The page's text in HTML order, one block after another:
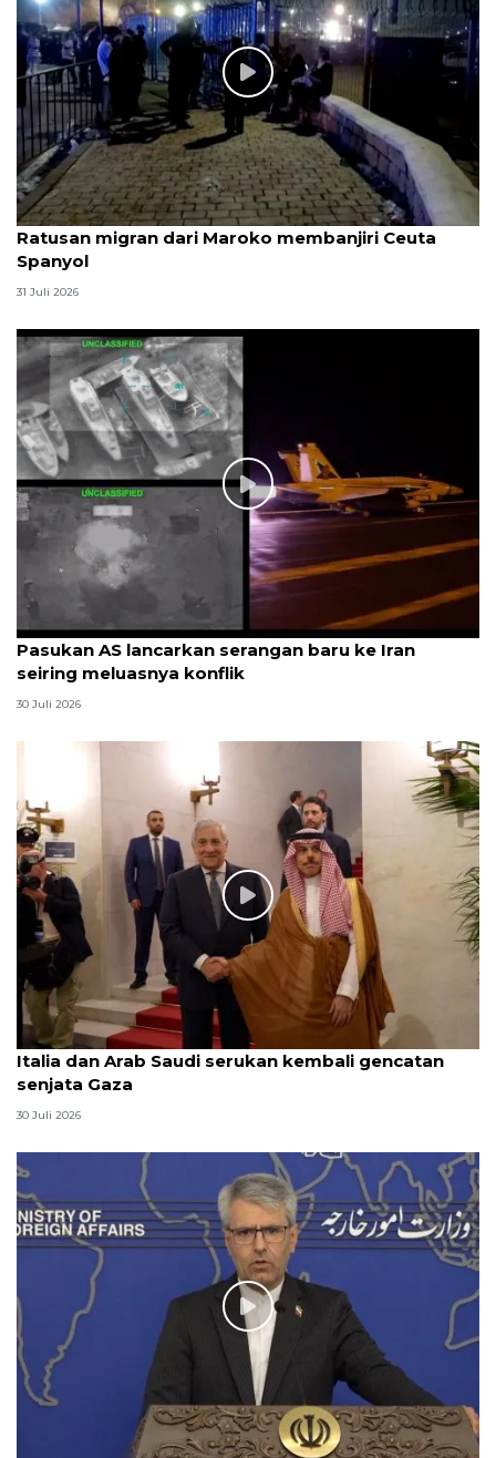
Ratusan migran dari Maroko membanjiri Ceuta
Spanyol
31 Juli 2026
Pasukan AS lancarkan serangan baru ke Iran
seiring meluasnya konflik
30 Juli 2026
Italia dan Arab Saudi serukan kembali gencatan
senjata Gaza
30 Juli 2026